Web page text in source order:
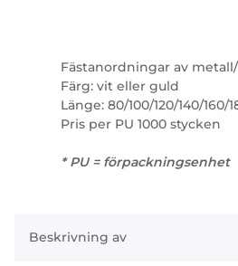
Fästanordningar av
Färg: vit eller guld
Länge: 80/100/120/140/160/
Pris per PU 1000 stycken
* PU = förpackningsenhet
Beskrivning av